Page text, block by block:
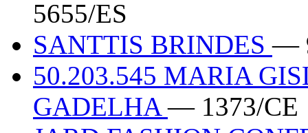
5655/ES
SANTTIS BRINDES—
50.203.545 MARIA
GADELHA— 1373/CE